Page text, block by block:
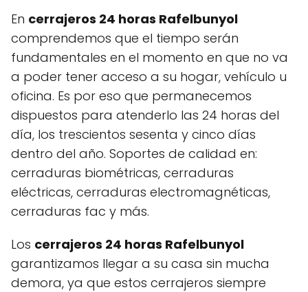
En cerrajeros 24 horas Rafelbunyol
comprendemos que el tiempo serán
fundamentales en el momento en que no va
a poder tener acceso a su hogar, vehículo u
oficina. Es por eso que permanecemos
dispuestos para atenderlo las 24 horas del
día, los trescientos sesenta y cinco días
dentro del año. Soportes de calidad en:
cerraduras biométricas, cerraduras
eléctricas, cerraduras electromagnéticas,
cerraduras fac y más.
Los cerrajeros 24 horas Rafelbunyol
garantizamos llegar a su casa sin mucha
demora, ya que estos cerrajeros siempre